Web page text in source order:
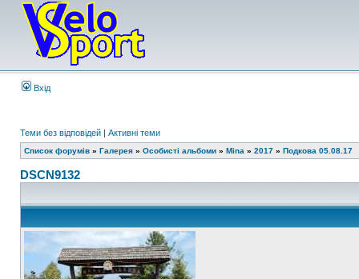
Вхід
Теми без відповідей | Активні теми
Список форумів » Галерея » Особисті альбоми » Mina » 2017 » Подкова 05.08.17
DSCN9132